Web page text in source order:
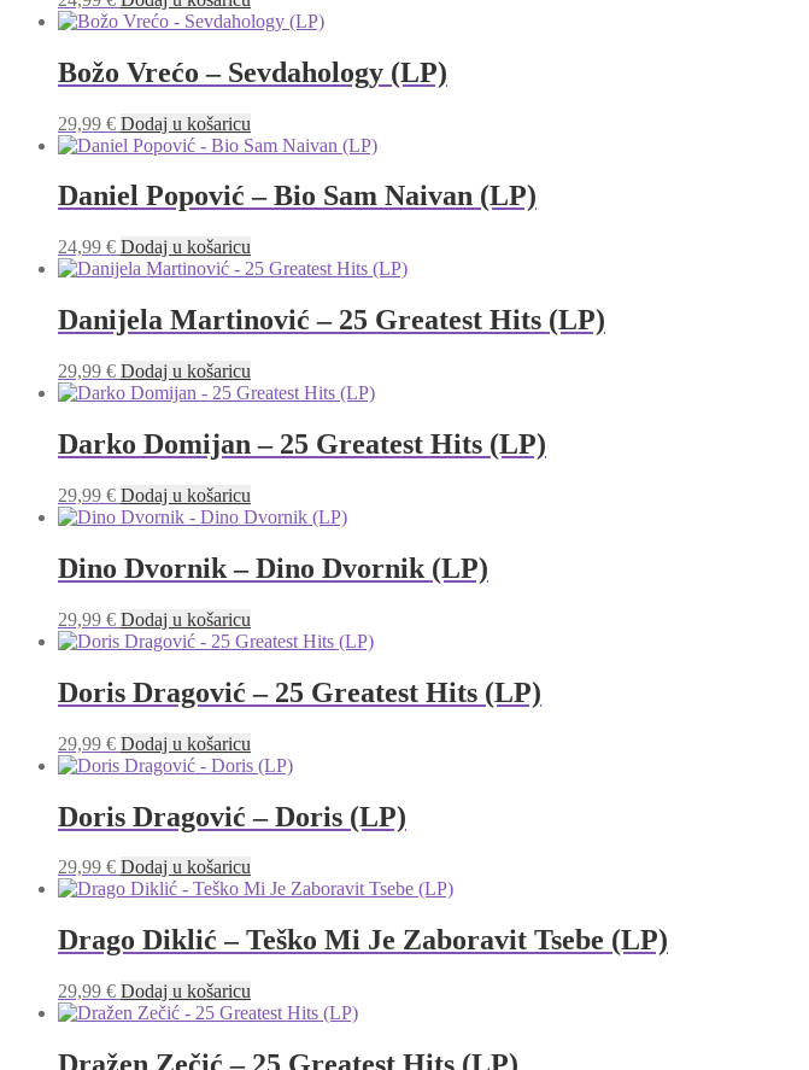
Božo Vrećo – Sevdahology (LP)
29,99 € Dodaj u košaricu
Daniel Popović – Bio Sam Naivan (LP)
24,99 € Dodaj u košaricu
Danijela Martinović – 25 Greatest Hits (LP)
29,99 € Dodaj u košaricu
Darko Domijan – 25 Greatest Hits (LP)
29,99 € Dodaj u košaricu
Dino Dvornik – Dino Dvornik (LP)
29,99 € Dodaj u košaricu
Doris Dragović – 25 Greatest Hits (LP)
29,99 € Dodaj u košaricu
Doris Dragović – Doris (LP)
29,99 € Dodaj u košaricu
Drago Diklić – Teško Mi Je Zaboravit Tsebe (LP)
29,99 € Dodaj u košaricu